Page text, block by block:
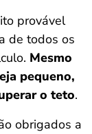
provável
de todos os
Mesmo
pequeno,
o teto.
obrigados a